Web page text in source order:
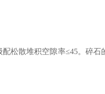
松散堆积空隙率≤45。碎石